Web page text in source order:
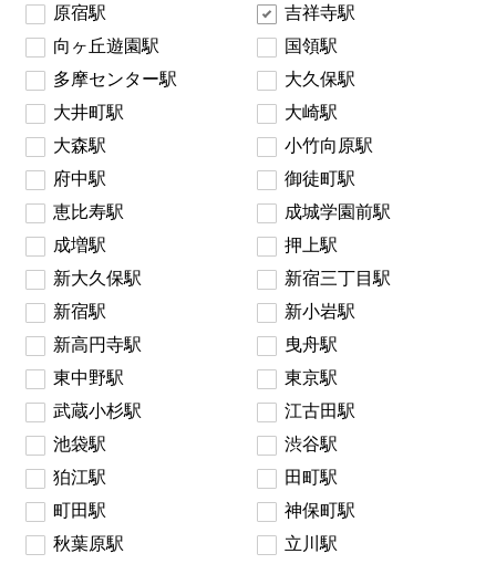
原宿駅
吉祥寺駅
向ヶ丘遊園駅
国領駅
多摩センター駅
大久保駅
大井町駅
大崎駅
大森駅
小竹向原駅
府中駅
御徒町駅
恵比寿駅
成城学園前駅
成増駅
押上駅
新大久保駅
新宿三丁目駅
新宿駅
新小岩駅
新高円寺駅
曳舟駅
東中野駅
東京駅
武蔵小杉駅
江古田駅
池袋駅
渋谷駅
狛江駅
田町駅
町田駅
神保町駅
秋葉原駅
立川駅